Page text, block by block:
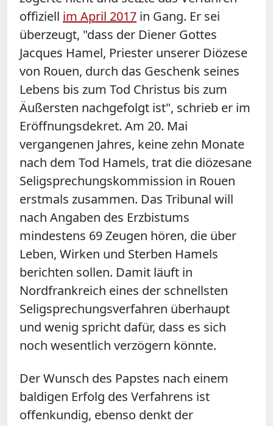
offiziell im April 2017 in Gang. Er sei
überzeugt, "dass der Diener Gottes
Jacques Hamel, Priester unserer Diözese
von Rouen, durch das Geschenk seines
Lebens bis zum Tod Christus bis zum
Äußersten nachgefolgt ist", schrieb er im
Eröffnungsdekret. Am 20. Mai
vergangenen Jahres, keine zehn Monate
nach dem Tod Hamels, trat die diözesane
Seligsprechungskommission in Rouen
erstmals zusammen. Das Tribunal will
nach Angaben des Erzbistums
mindestens 69 Zeugen hören, die über
Leben, Wirken und Sterben Hamels
berichten sollen. Damit läuft in
Nordfrankreich eines der schnellsten
Seligsprechungsverfahren überhaupt
und wenig spricht dafür, dass es sich
noch wesentlich verzögern könnte.
Der Wunsch des Papstes nach einem
baldigen Erfolg des Verfahrens ist
offenkundig, ebenso denkt der